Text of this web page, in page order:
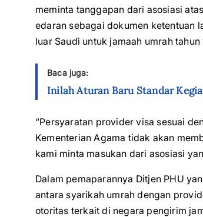
meminta tanggapan dari asosiasi
edaran sebagai dokumen ketentuan
luar Saudi untuk jamaah umrah tahun
Baca juga:
Inilah Aturan Baru Standar
“Persyaratan provider visa sesuai
Kementerian Agama tidak akan
kami minta masukan dari asosiasi
Dalam pemaparannya Ditjen PHU
antara syarikah umrah dengan
otoritas terkait di negara pengirim